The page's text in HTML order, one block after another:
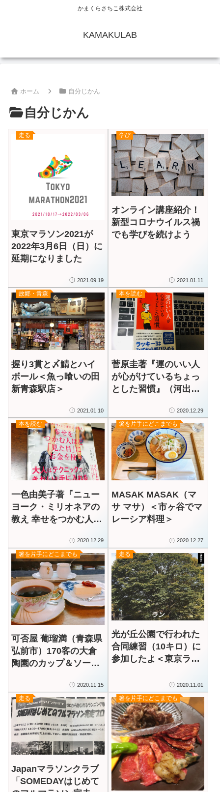
かまくらさちこ株式会社
KAMAKULAB
ホーム 自分じかん
自分じかん
走る
東京マラソン2021が
2022年3月6日（日）に
延期になりました
2021.09.19
学び
オンライン講座紹介！
新型コロナウイルス禍
でも学びを続けよう
2021.01.11
故郷・青森
握り3貫と〆鯖とハイ
ボール＜魚っ喰いの田
新青森駅店＞
2021.01.10
本を読む
菅原圭著『運のいい人
が心がけているちょっ
とした習慣』（河出書
2020.12.29
本を読む
一色由美子著『ニュー
ヨーク・ミリオネアの
教え 幸せをつかむ人ほ
使う』（大和書房）2020.12.29
箸を片手にどこまでも
MASAK MASAK（マ
サ マサ）＜市ヶ谷でマ
レーシア料理＞
2020.12.27
箸を片手にどこまでも
可否屋 葡瑠満（青森県
弘前市）170客の大倉
陶園のカップ＆ソーサ
リップされたコーヒー
いただけるお店
2020.11.15
走る
光が丘公園で行われた
合同練習（10キロ）に
参加したよ＜東京ラン
2020.11.01
走る
Japanマラソンクラブ
「SOMEDAYはじめて
箸を片手にどこまでも